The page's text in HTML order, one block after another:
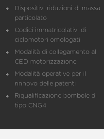
Dispositivi riduzioni di massa
particolato
Codici immatricolativi di
ciclomotori omologati
Modalità di collegamento al
CED motorizzazione
Modalità operative per il
rinnovo delle patenti
Riqualificazione bombole di
tipo CNG4